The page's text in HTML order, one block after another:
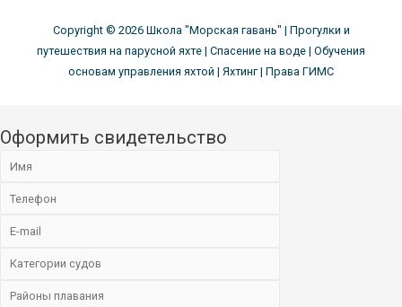
Copyright © 2026 Школа "Морская гавань" | Прогулки и
путешествия на парусной яхте | Спасение на воде | Обучения
основам управления яхтой | Яхтинг | Права ГИМС
Оформить свидетельство